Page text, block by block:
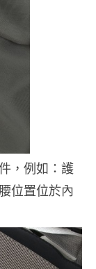
，例如：護
位置位於內